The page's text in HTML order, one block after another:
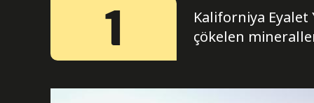
1
Kaliforniya Eyalet
çökelen